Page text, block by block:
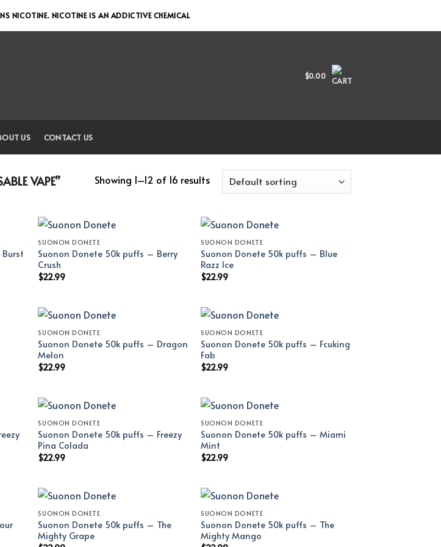
NICOTINE. NICOTINE IS AN ADDICTIVE CHEMICAL
$0.00
US CONTACT US
VAPE” Showing 1–12 of 16 results
SUONON DONETE
Suonon Donete 50k puffs – Berry
Crush
$22.99
SUONON DONETE
Suonon Donete 50k puffs – Blue
Razz Ice
$22.99
SUONON DONETE
Suonon Donete 50k puffs – Dragon
Melon
$22.99
SUONON DONETE
Suonon Donete 50k puffs – Fcuking
Fab
$22.99
SUONON DONETE
Suonon Donete 50k puffs – Freezy
Pina Colada
$22.99
SUONON DONETE
Suonon Donete 50k puffs – Miami
Mint
$22.99
SUONON DONETE
Suonon Donete 50k puffs – The
Mighty Grape
SUONON DONETE
Suonon Donete 50k puffs – The
Mighty Mango